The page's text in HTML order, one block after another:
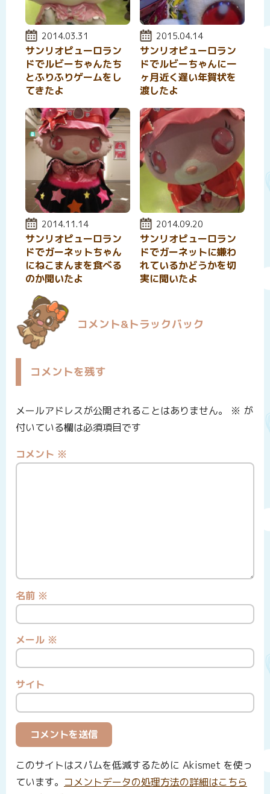
投稿日:
2014.03.31
サンリオピューロラン
ドでルビーちゃんたち
とふりふりゲームをし
てきたよ
投稿日:
2015.04.14
サンリオピューロラン
ドでルビーちゃんに一
ヶ月近く遅い年賀状を
渡したよ
投稿日:
2014.11.14
サンリオピューロラン
ドでガーネットちゃん
にねこまんまを食べる
のか聞いたよ
投稿日:
2014.09.20
サンリオピューロラン
ドでガーネットに嫌わ
れているかどうかを切
実に聞いたよ
コメント&トラックバック
コメントを残す
メールアドレスが公開されることはありません。 ※ が
付いている欄は必須項目です
コメント ※
名前 ※
メール ※
サイト
このサイトはスパムを低減するために Akismet を使っ
ています。 コメントデータの処理方法の詳細はこちら